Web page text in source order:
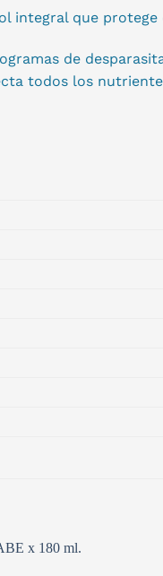
integral que
de
todos los